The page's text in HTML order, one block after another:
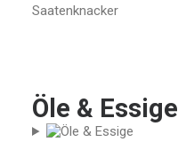
Saatenknacker
Öle & Essige